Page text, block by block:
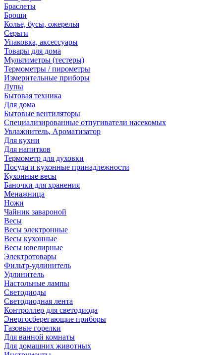
Браслеты
Броши
Колье, бусы, ожерелья
Серьги
Упаковка, аксессуары
Товары для дома
Мультиметры (тестеры)
Термометры / пирометры
Измерительные приборы
Лупы
Бытовая техника
Для дома
Бытовые вентиляторы
Специализированные отпугиватели насекомых
Увлажнитель, Ароматизатор
Для кухни
Для напитков
Термометр для духовки
Посуда и кухонные принадлежности
Кухонные весы
Баночки для хранения
Менажница
Ножи
Чайник завароной
Весы
Весы электронные
Весы кухонные
Весы ювелирные
Электротовары
Фильтр-удлинитель
Удлинитель
Настольные лампы
Светодиоды
Светодиодная лента
Контроллер для светодиода
Энергосберегающие приборы
Газовые горелки
Для ванной комнаты
Для домашних животных